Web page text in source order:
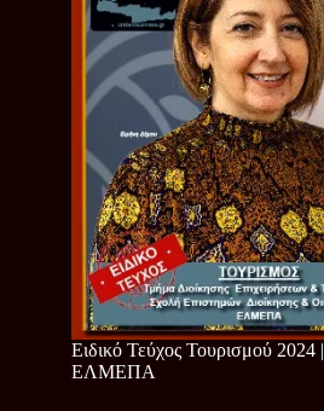
Ειδικό Τεύχος Τουρισμού 2024 |
ΕΛΜΕΠΑ